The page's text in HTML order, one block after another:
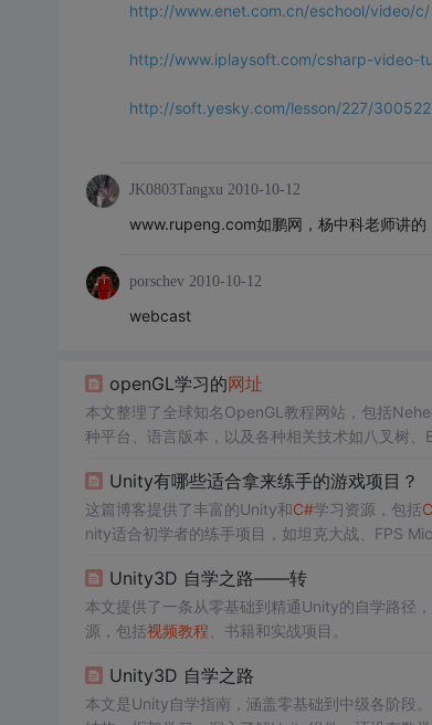
http://www.enet.com.cn/eschool/video/c/
http://www.iplaysoft.com/csharp-video-
http://soft.yesky.com/lesson/227/
JK0803Tangxu 2010-10-12
www.rupeng.com如鹏网，杨中科老师讲的
porschev 2010-10-12
webcast
openGL学习的网址
本文整理了全球知名OpenGL教程网站，包括
种平台、语言版本，以及各种相关技术如八叉树、
Unity有哪些适合拿来练手的游戏项目？
这篇博客提供了丰富的Unity和C#学习资源，包括
nity适合初学者的练手项目，如坦克大战、FPS
Unity3D 自学之路——转
本文提供了一条从零基础到精通Unity的自学路径，
源，包括视频教程 、书籍和实战项目。
Unity3D 自学之路
本文是Unity自学指南，涵盖零基础到中级各阶段